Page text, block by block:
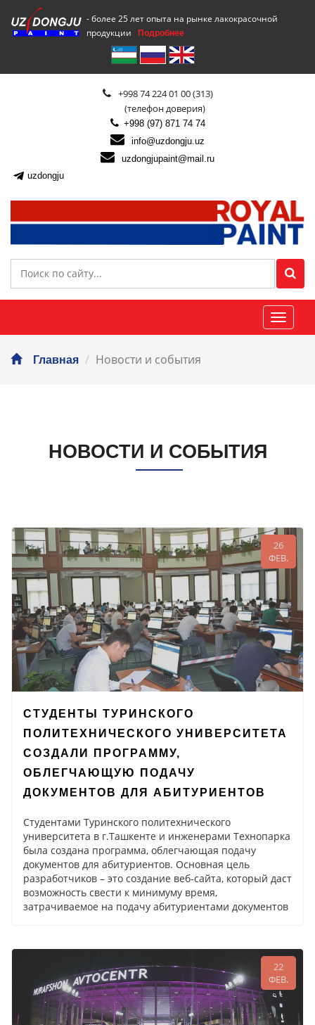
- более 25 лет опыта на рынке лакокрасочной
продукции
Подробнее
+998 74 224 01 00 (313)
(телефон доверия)
+998 (97) 871 74 74
info@uzdongju.uz
uzdongjupaint@mail.ru
uzdongju
Главная Новости и события
НОВОСТИ И СОБЫТИЯ
26
ФЕВ.
СТУДЕНТЫ ТУРИНСКОГО
ПОЛИТЕХНИЧЕСКОГО УНИВЕРСИТЕТА
СОЗДАЛИ ПРОГРАММУ,
ОБЛЕГЧАЮЩУЮ ПОДАЧУ
ДОКУМЕНТОВ ДЛЯ АБИТУРИЕНТОВ
Студентами Туринского политехнического
университета в г.Ташкенте и инженерами Технопарка
была создана программа, облегчающая подачу
документов для абитуриентов. Основная цель
разработчиков – это создание веб-сайта, который даст
возможность свести к минимуму время,
затрачиваемое на подачу абитуриентами документов
22
ФЕВ.